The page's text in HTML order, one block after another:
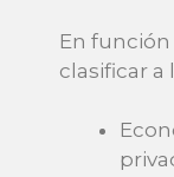
En
clasificar a